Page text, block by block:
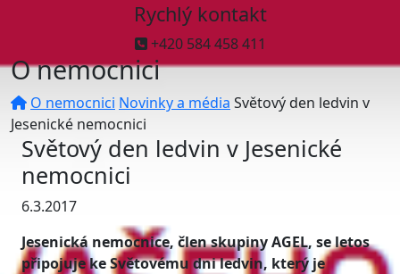
Rychlý kontakt
+420 584 458 411
O nemocnici
O nemocnici Novinky a média Světový den ledvin v
Jesenické nemocnici
Světový den ledvin v Jesenické
nemocnici
6.3.2017
Jesenická nemocnice, člen skupiny AGEL, se letos
připojuje ke Světovému dni ledvin, který je